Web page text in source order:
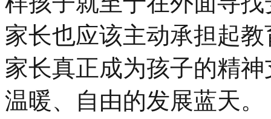
家长也应该主动承担起
家长真正成为孩子的精
温暖、自由的发展蓝天。